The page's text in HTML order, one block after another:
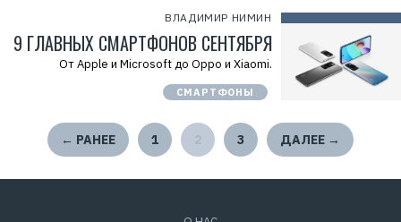
ВЛАДИМИР НИМИН
9 ГЛАВНЫХ СМАРТФОНОВ СЕНТЯБРЯ
От Apple и Microsoft до Oppo и Xiaomi.
СМАРТФОНЫ
← РАНЕЕ 1 3 ДАЛЕЕ →